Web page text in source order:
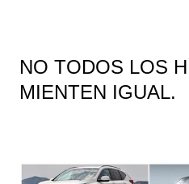
NO TODOS LOS
MIENTEN IGUAL.